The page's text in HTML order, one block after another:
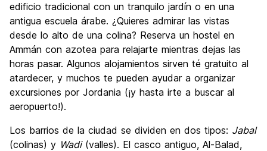
edificio tradicional con un tranquilo jardín o en una
antigua escuela árabe. ¿Quieres admirar las vistas
desde lo alto de una colina? Reserva un hostel en
Ammán con azotea para relajarte mientras dejas las
horas pasar. Algunos alojamientos sirven té gratuito al
atardecer, y muchos te pueden ayudar a organizar
excursiones por Jordania (¡y hasta irte a buscar al
aeropuerto!).
Los barrios de la ciudad se dividen en dos tipos: Jabal
(colinas) y Wadi(valles). El casco antiguo, Al-Balad,